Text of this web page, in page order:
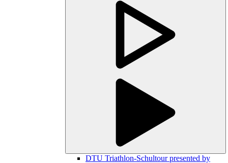
DTU Triathlon-Schultour presented by